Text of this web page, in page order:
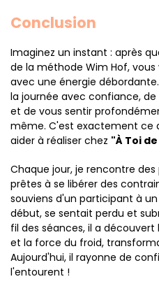
Conclusion
Imaginez un instant : après
de la méthode Wim Hof,
avec une énergie
la journée avec confiance,
et de vous sentir
même. C'est exactement ce
aider à réaliser chez "À Toi
Chaque jour, je rencontre
prêtes à se libérer des
souviens d'un participant à
début, se sentait perdu et
fil des séances, il a
et la force du froid,
Aujourd'hui, il rayonne de
l'entourent !